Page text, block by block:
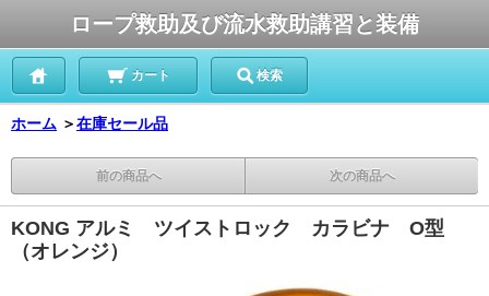
ロープ救助及び流水救助講習と装備
カート 検索
ホーム ＞在庫セール品
前の商品へ 次の商品へ
KONG アルミ ツイストロック カラビナ O型
（オレンジ）